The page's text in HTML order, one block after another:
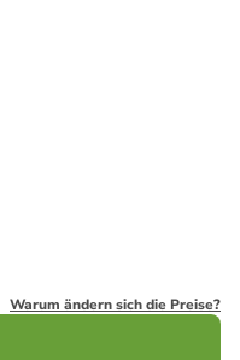
Warum ändern sich die Preise?